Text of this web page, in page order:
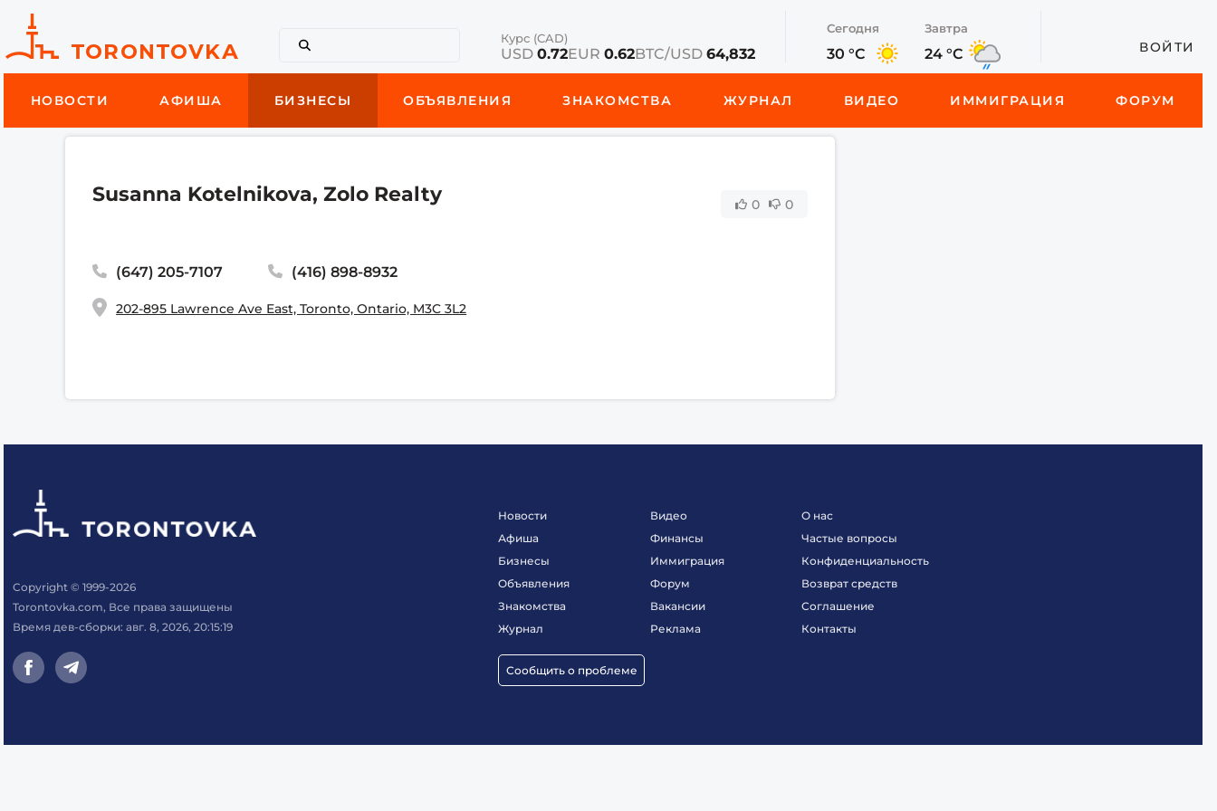
Курс (CAD)
USD 0.72EUR 0.62BTC/USD 64,832
Сегодня
30 °C
Завтра
24 °C ВОЙТИ
НОВОСТИ АФИША БИЗНЕСЫ ОБЪЯВЛЕНИЯ ЗНАКОМСТВА ЖУРНАЛ ВИДЕО ИММИГРАЦИЯ ФОРУМ
Susanna Kotelnikova, Zolo Realty 0 0
(647) 205-7107 (416) 898-8932
202-895 Lawrence Ave East, Toronto, Ontario, M3C 3L2
Copyright © 1999-2026
Torontovka.com, Все права защищены
Время дев-сборки: авг. 8, 2026, 20:15:19
Новости
Афиша
Бизнесы
Объявления
Знакомства
Журнал
Сообщить о проблеме
Видео
Финансы
Иммиграция
Форум
Вакансии
Реклама
О нас
Частые вопросы
Конфиденциальность
Возврат средств
Соглашение
Контакты